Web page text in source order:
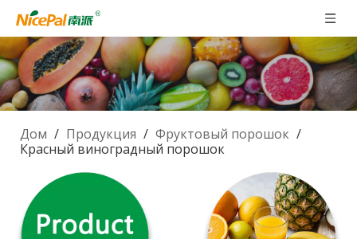
Дом / Продукция / Фруктовый порошок /
Красный виноградный порошок